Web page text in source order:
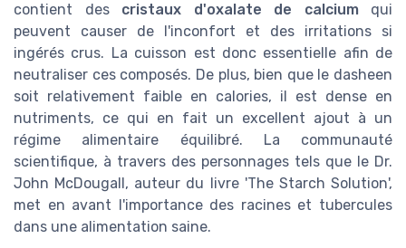
contient des cristaux d'oxalate de calciumqui
peuvent causer de l'inconfort et des irritations si
ingérés crus. La cuisson est donc essentielle afin de
neutraliser ces composés. De plus, bien que le dasheen
soit relativement faible en calories, il est dense en
nutriments, ce qui en fait un excellent ajout à un
régime alimentaire équilibré. La communauté
scientifique, à travers des personnages tels que le Dr.
John McDougall, auteur du livre 'The Starch Solution',
met en avant l'importance des racines et tubercules
dans une alimentation saine.